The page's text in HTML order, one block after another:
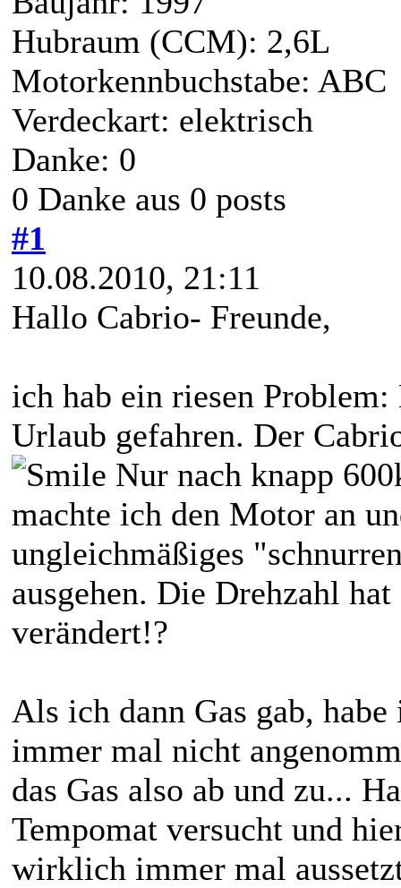
Hubraum (CCM): 2,6L
Motorkennbuchstabe: ABC
Verdeckart: elektrisch
Danke: 0
0 Danke aus 0 posts
#1
10.08.2010, 21:11
Hallo Cabrio- Freunde,
ich hab ein riesen
Urlaub gefahren. Der
Nur nach knapp
machte ich den Motor an
ungleichmäßiges
ausgehen. Die Drehzahl
verändert!?
Als ich dann Gas gab,
immer mal nicht
das Gas also ab und zu...
Tempomat versucht und
wirklich immer mal